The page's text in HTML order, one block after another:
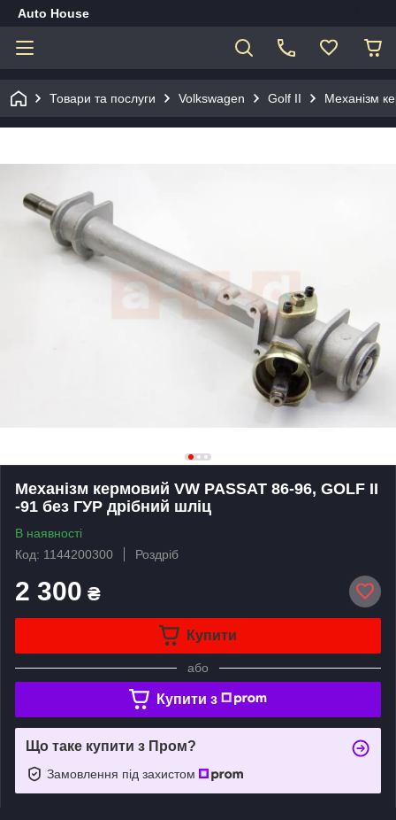
Auto House
Товари та послуги Volkswagen Golf II Механізм
Механізм кермовий VW PASSAT 86-96, GOLF II
-91 без ГУР дрібний шліц
В наявності
Код: 1144200300
Роздріб
2 300 ₴
Купити
або
Купити з
Що таке купити з Пром?
Замовлення під захистом